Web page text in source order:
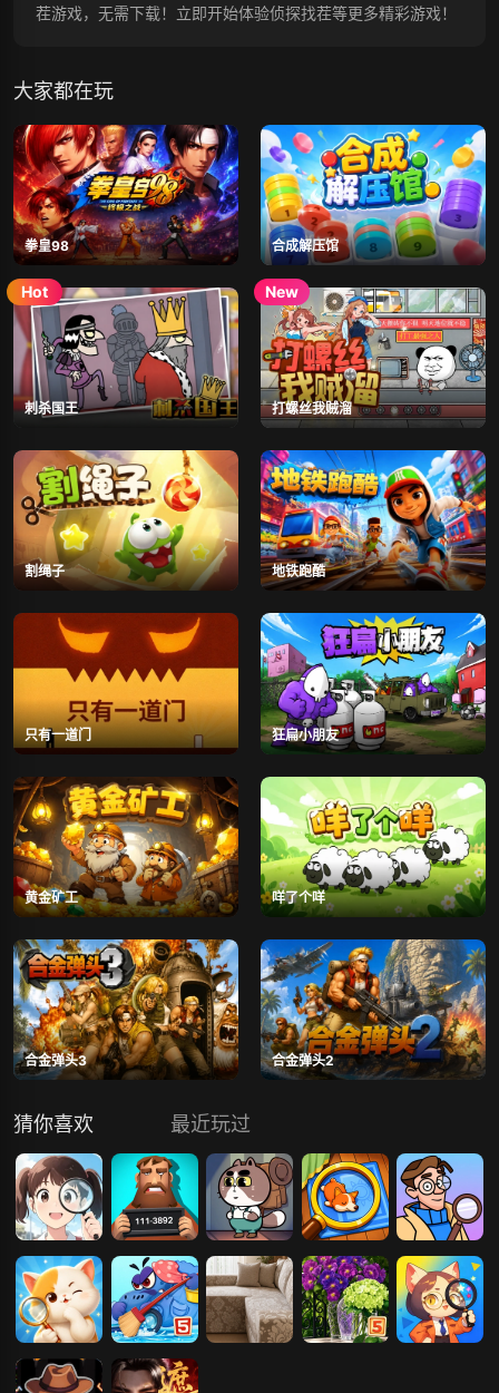
茬游戏，无需下载！立即开始体验侦探找茬等更多精彩游戏！
大家都在玩
拳皇98 合成解压馆
刺杀国王 打螺丝我贼溜
割绳子 地铁跑酷
只有一道门 狂扁小朋友
黄金矿工 咩了个咩
合金弹头3 合金弹头2
猜你喜欢 最近玩过
找茬 悬案侦探 猫咪侦探 卡通找茬 侦探大冒险
小伙伴来找茬
小汽车之侦探
梦